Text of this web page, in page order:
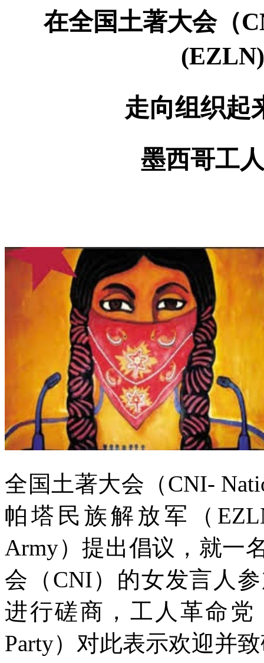
在全国土著大会（
(EZLN)
走向组织起
墨西哥工
全国土著大会（CNI-
帕塔民族解放军（
Army）提出倡议，就一
会（ CNI）的女发言人
进行磋商，工人革命党
Party）对此表示欢迎并